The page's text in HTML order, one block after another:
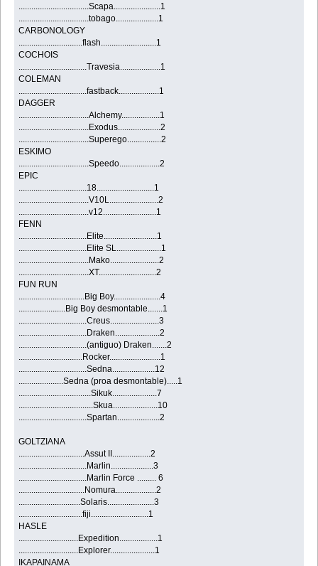
.................................Scapa......................1
.................................tobago....................1
CARBONOLOGY
..............................flash..........................1
COCHOIS
................................Travesia...................1
COLEMAN
................................fastback...................1
DAGGER
.................................Alchemy..................1
.................................Exodus....................2
.................................Superego................2
ESKIMO
.................................Speedo...................2
EPIC
................................18...........................1
.................................V10L.......................2
.................................v12.........................1
FENN
................................Elite.........................1
................................Elite SL.....................1
.................................Mako.......................2
.................................XT...........................2
FUN RUN
...............................Big Boy......................4
......................Big Boy desmontable.......1
................................Creus.......................3
................................Draken.....................2
................................(antiguo) Draken.......2
..............................Rocker........................1
................................Sedna....................12
.....................Sedna (proa desmontable).....1
..................................Sikuk.....................7
...................................Skua.....................10
................................Spartan....................2
GOLTZIANA
...............................Assut II..................2
................................Marlin....................3
................................Marlin Force ......... 6
...............................Nomura...................2
.............................Solaris......................3
..............................fiji...........................1
HASLE
............................Expedition..................1
............................Explorer.....................1
IKAPAINAMA